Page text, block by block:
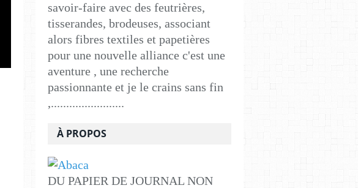
savoir-faire avec des feutrières,
tisserandes, brodeuses, associant
alors fibres textiles et papetières
pour une nouvelle alliance c'est une
aventure , une recherche
passionnante et je le crains sans fin
,........................
À PROPOS
DU PAPIER DE JOURNAL NON